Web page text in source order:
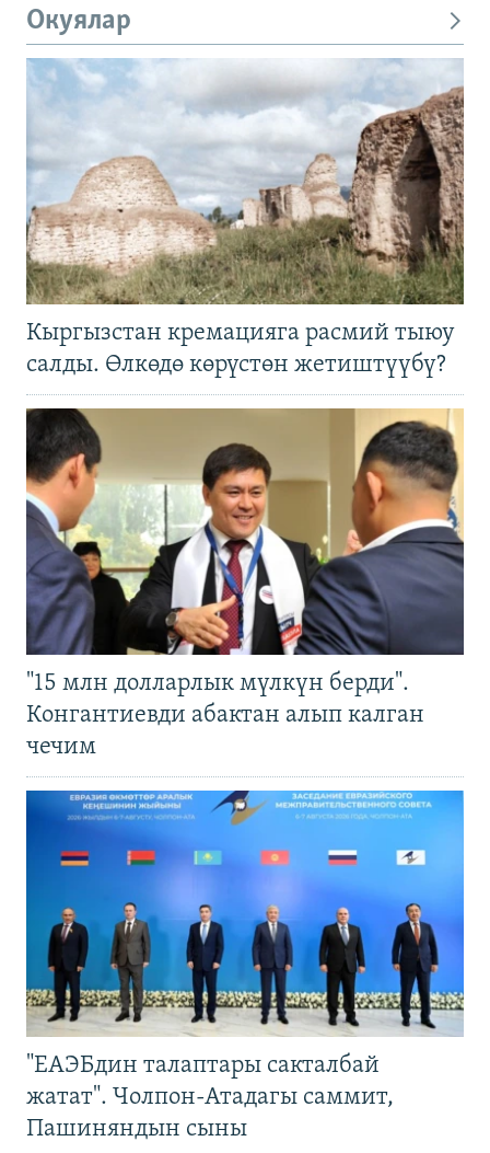
Окуялар
Кыргызстан кремацияга расмий тыюу
салды. Өлкөдө көрүстөн жетиштүүбү?
"15 млн долларлык мүлкүн берди".
Конгантиевди абактан алып калган
чечим
"ЕАЭБдин талаптары сакталбай
жатат". Чолпон-Атадагы саммит,
Пашиняндын сыны